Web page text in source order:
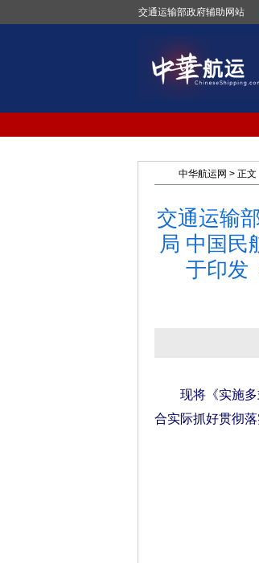
交通运输部政府辅助网站
中华航运网 > 正文
交通运输
局 中国民
于印发
现将《实施多
合实际抓好贯彻落